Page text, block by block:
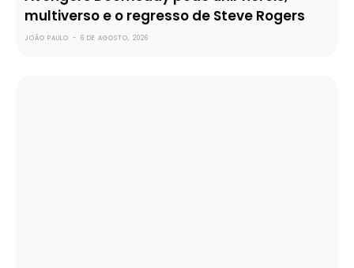
multiverso e o regresso de Steve Rogers
JOÃO PAULO - 6 DE AGOSTO, 2026